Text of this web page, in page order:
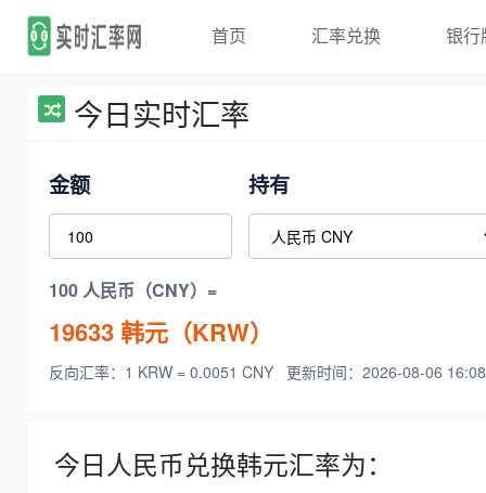
首页 汇率兑换 银行
今日实时汇率
金额 持有
100 人民币（CNY）=
19633韩元（KRW）
反向汇率：1 KRW = 0.0051 CNY 更新时间：2026-08-06
今日人民币兑换韩元汇率为：